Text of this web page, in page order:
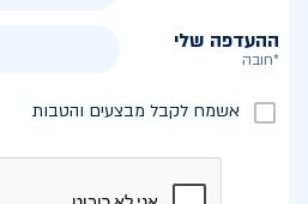
ההעדפה שלי
*חובה
אשמח לקבל מבצעים והטבות